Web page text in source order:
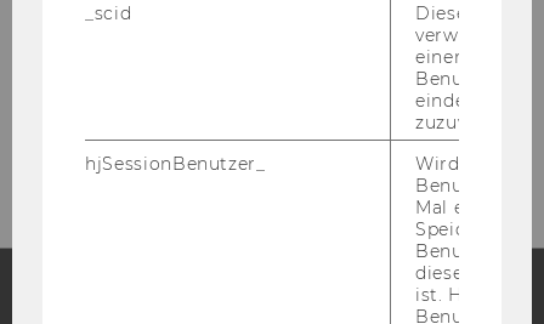
Please click here to subscribe to
our newsletter!
_scid
Dieses
verwendet,
einem/einer
Benutzer*in
eindeutige ID
zuzuweisen
hjSessionBenutzer_
Wird gesetzt,
Benutzer
Mal eine
Speichert die
Benutzer-ID,
diese Seite
ist. Hotjar
Benutzer